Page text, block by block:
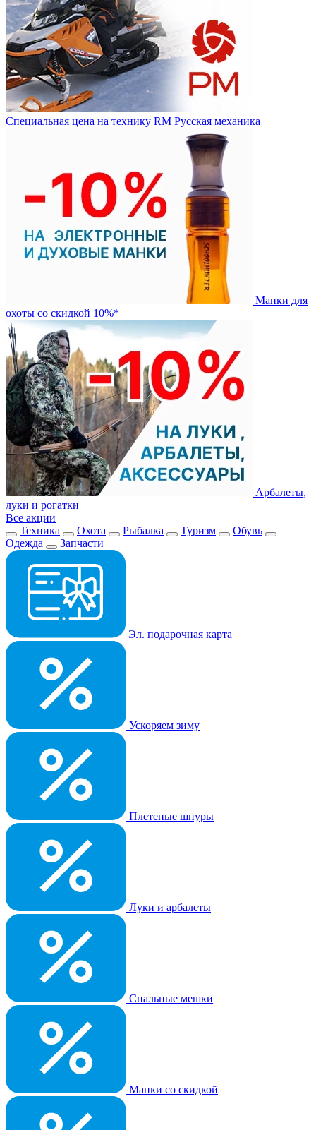
Специальная цена на технику RM Русская механика
Манки для
охоты со скидкой 10%*
Арбалеты,
луки и рогатки
Все акции
Техника
Охота Рыбалка Туризм
Обувь
Одежда
Запчасти
Эл. подарочная карта
Ускоряем зиму
Плетеные шнуры
Луки и арбалеты
Спальные мешки
Манки со скидкой